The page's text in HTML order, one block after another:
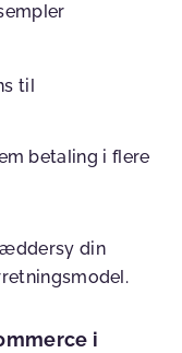
til
betaling i flere
din
i